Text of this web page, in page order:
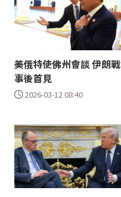
美俄特使佛州會談 伊朗戰
事後首見
2026-03-12 08:40